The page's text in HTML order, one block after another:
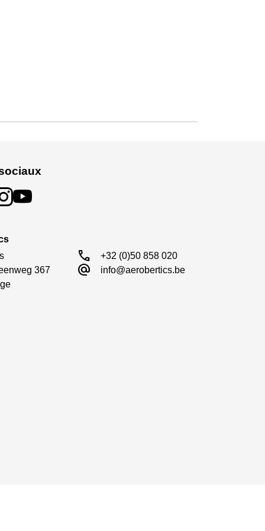
367
call +32 (0)50 858 020
alternate_email info@aerobertics.be